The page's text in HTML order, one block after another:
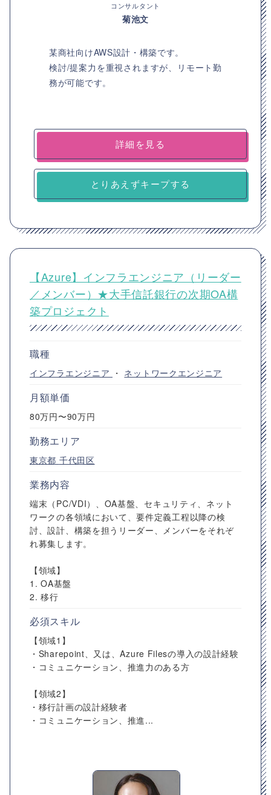
コンサルタント
菊池文
某商社向けAWS設計・構築です。
検討/提案力を重視されますが、リモート勤
務が可能です。
詳細を見る
とりあえずキープする
【Azure】インフラエンジニア（リーダー
／メンバー）★大手信託銀行の次期OA構
築プロジェクト
職種
インフラエンジニア ・ ネットワークエンジニア
月額単価
80万円〜90万円
勤務エリア
東京都 千代田区
業務内容
端末（PC/VDI）、OA基盤、セキュリティ、ネット
ワークの各領域において、要件定義工程以降の検
討、設計、構築を担うリーダー、メンバーをそれぞ
れ募集します。
【領域】
1. OA基盤
2. 移行
必須スキル
【領域1】
・Sharepoint、又は、Azure Filesの導入の設計経験
・コミュニケーション、推進力のある方
【領域2】
・移行計画の設計経験者
・コミュニケーション、推進...